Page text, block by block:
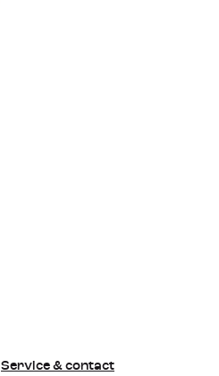
Service & contact